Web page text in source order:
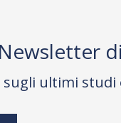
ultimi studi